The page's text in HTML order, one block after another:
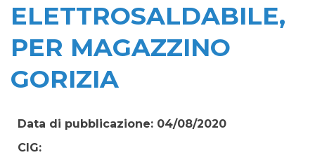
ELETTROSALDABILE,
PER MAGAZZINO
GORIZIA
Data di pubblicazione: 04/08/2020
CIG: